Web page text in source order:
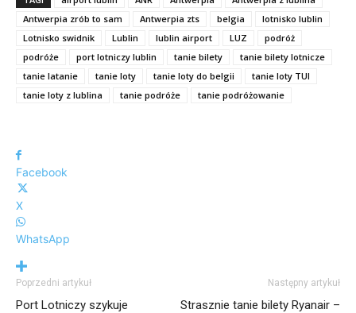
Antwerpia zrób to sam
Antwerpia zts belgia
lotnisko lublin
Lotnisko swidnik
Lublin lublin airport LUZ
podróż
podróże
port lotniczy lublin tanie bilety
tanie bilety lotnicze
tanie latanie
tanie loty tanie loty do belgii
tanie loty TUI
tanie loty z lublina
tanie podróże tanie podróżowanie
Facebook
X
WhatsApp
Poprzedni artykuł
Port Lotniczy szykuje
Następny artykuł
Strasznie tanie bilety Ryanair –